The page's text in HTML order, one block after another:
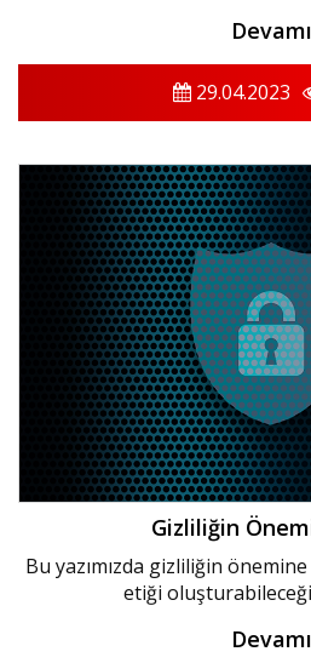
Devamı
29.04.2023
Gizliliğin
Bu yazımızda gizliliğin
etiği
Devamı